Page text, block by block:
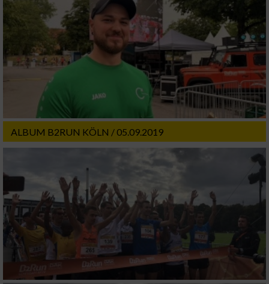
ALBUM B2RUN KÖLN / 05.09.2019
Verwendung reduzierter Daten zur Auswahl
von Inhalten
Verwendung genauer Standortdaten
Geräte anhand von aktiv angeforderten
Informationen identifizieren
Nicht-IAB-Verarbeitungszwecke:
Notwendig
Performance
Funktional
Werbung